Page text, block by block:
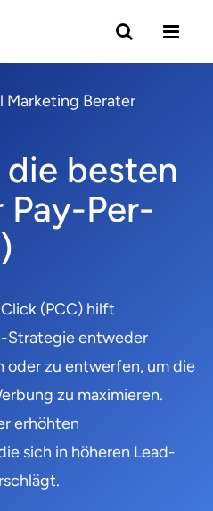
Marketing Berater
die besten
Pay-Per-
(PCC) hilft
Strategie entweder
zu entwerfen, um die
zu maximieren.
erhöhten
sich in höheren Lead-